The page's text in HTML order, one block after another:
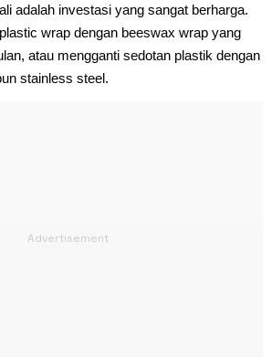
adalah investasi yang sangat berharga.
wrap dengan beeswax wrap yang
atau mengganti sedotan plastik dengan
stainless steel.